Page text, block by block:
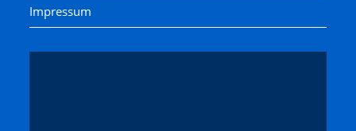
Impressum